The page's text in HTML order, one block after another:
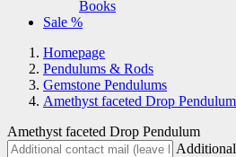
Books
Sale %
Homepage
Pendulums & Rods
Gemstone Pendulums
Amethyst faceted Drop Pendulum
Amethyst faceted Drop Pendulum